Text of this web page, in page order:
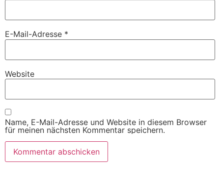
E-Mail-Adresse *
Website
Name, E-Mail-Adresse und Website in diesem Browser
für meinen nächsten Kommentar speichern.